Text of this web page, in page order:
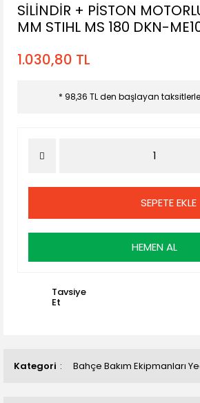
Kategori Bahçe Bakım Ekipmanları
SİLİNDİR + PİSTON
MM STIHL MS 180 DKN-
1.030,80 TL
* 98,36 TL den başlayan
SEPETE EKLE
HEMEN AL
Tavsiye
Et